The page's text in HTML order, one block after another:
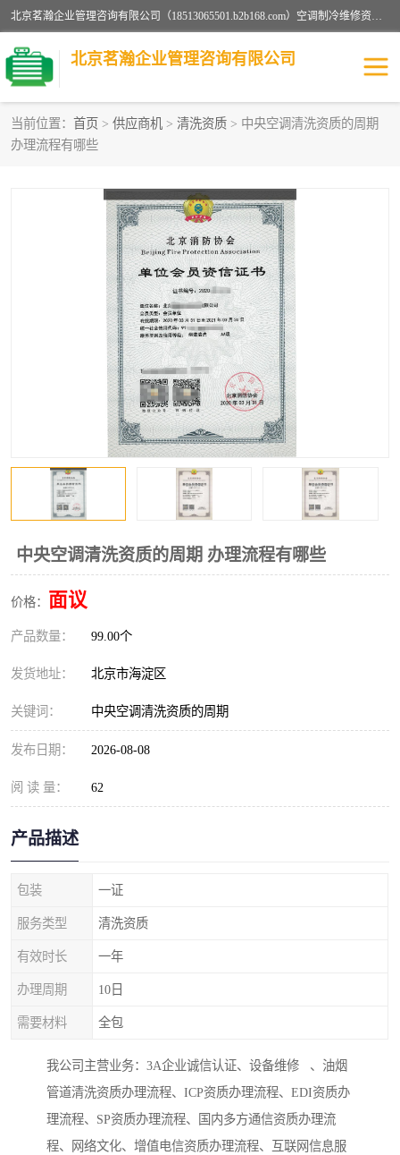
北京茗瀚企业管理咨询有限公司（18513065501.b2b168.com）空调制冷维修资质,油烟管道清洗资质,清洗行业资质公司秉承“顾客至上，锐意进缺的经营理念，我们提供高质量的产品，坚持“客户”的原则为广大客户提供贴心服务。如果你对公司的产品感兴趣，可以联系高经理，我们会用好的产品和服务让您满意。
北京茗瀚企业管理咨询有限公司
当前位置： 首页 > 供应商机 > 清洗资质 > 中央空调清洗资质的周期
办理流程有哪些
中央空调清洗资质的周期 办理流程有哪些
价格： 面议
产品数量： 99.00个
发货地址： 北京市海淀区
关键词： 中央空调清洗资质的周期
发布日期： 2026-08-08
阅 读 量： 62
产品描述
包装 一证
服务类型 清洗资质
有效时长 一年
办理周期 10日
需要材料 全包
我公司主营业务：3A企业诚信认证、设备维修 、油烟
管道清洗资质办理流程、ICP资质办理流程、EDI资质办
理流程、SP资质办理流程、国内多方通信资质办理流
程、网络文化、增值电信资质办理流程、互联网信息服
烟道清洗资质
认证服务
防爆电气维修安装资质 空调制冷维修安装资质
矿用设备检修资质